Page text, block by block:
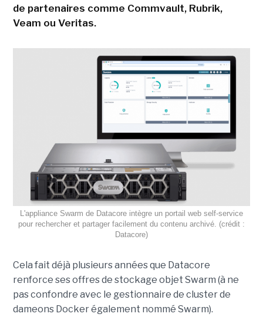
de partenaires comme Commvault, Rubrik,
Veam ou Veritas.
L'appliance Swarm de Datacore intègre un portail web self-service
pour rechercher et partager facilement du contenu archivé. (crédit :
Datacore)
Cela fait déjà plusieurs années que Datacore
renforce ses offres de stockage objet Swarm (à ne
pas confondre avec le gestionnaire de cluster de
dameons Docker également nommé Swarm).